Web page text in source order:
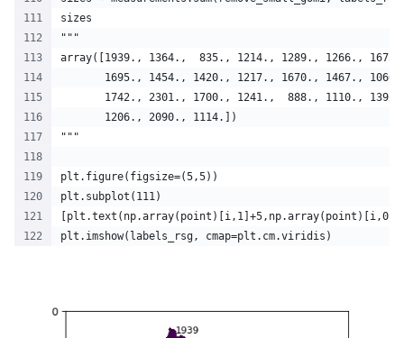
sizes
"""
array([1939., 1364.,  835., 1214., 1289., 1266.,
1695., 1454., 1420., 1217., 1670., 1467.,
1742., 2301., 1700., 1241.,  888., 1110.,
       1206., 2090., 1114.])
"""
plt.figure(figsize=(5,5))
plt.subplot(111)
plt.imshow(labels_rsg, cmap=plt.cm.viridis)